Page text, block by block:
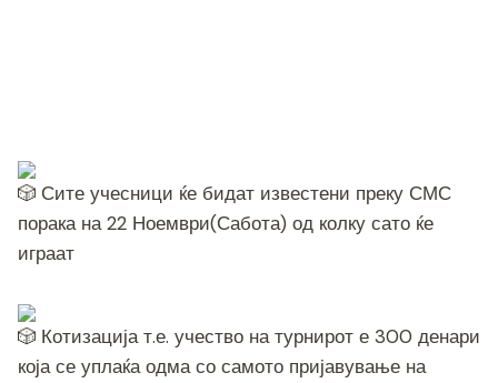
Сите учесници ќе бидат известени преку СМС
порака на 22 Ноември(Сабота) од колку сато ќе
играат
Котизација т.е. учество на турнирот е 300 денари
која се уплаќа одма со самото пријавување на